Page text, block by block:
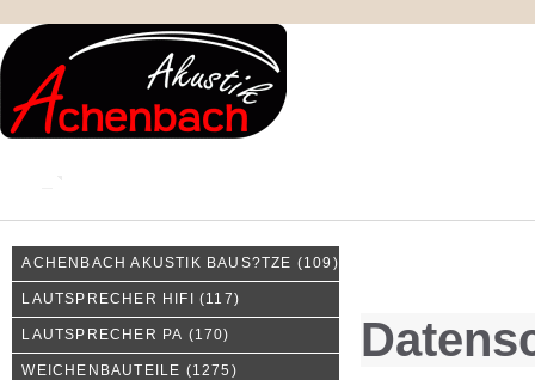
ACHENBACH AKUSTIK BAUS?TZE (109)
LAUTSPRECHER HIFI (117)
LAUTSPRECHER PA (170)
WEICHENBAUTEILE (1275)